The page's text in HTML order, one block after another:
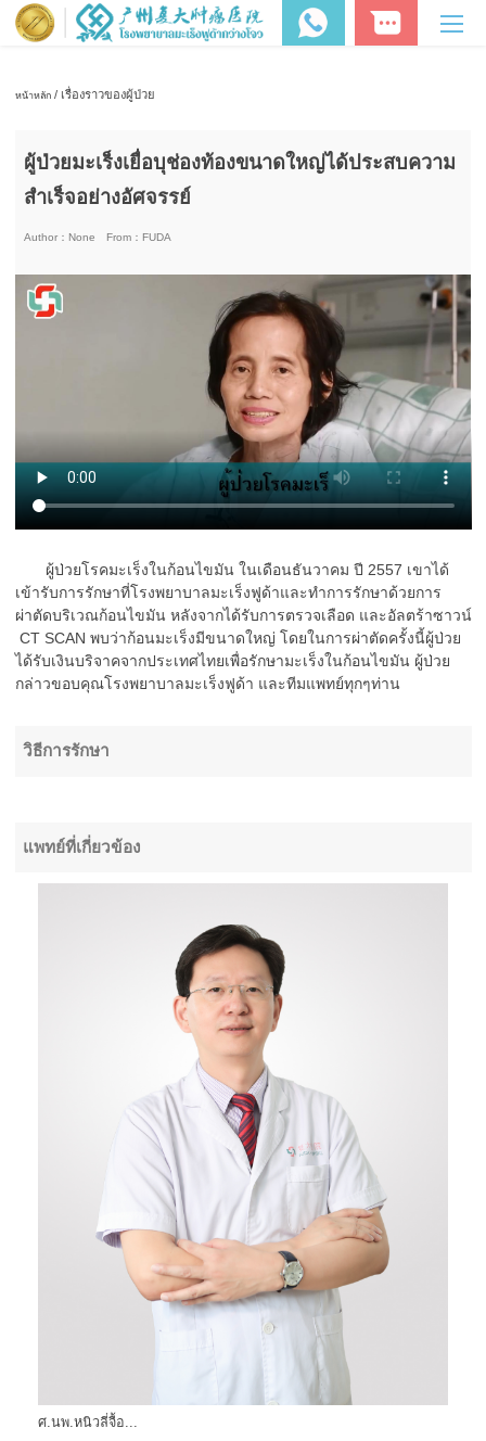
หน้าหลัก/ เรื่องราวของผู้ป่วย
ผู้ป่วยมะเร็งเยื่อบุช่องท้องขนาดใหญ่ได้ประสบความ
สำเร็จอย่างอัศจรรย์
Author： None From： FUDA
ผู้ป่วยโรคมะเร็งในก้อนไขมัน ในเดือนธันวาคม ปี 2557 เขาได้
เข้ารับการรักษาที่โรงพยาบาลมะเร็งฟูด้าและทำการรักษาด้วยการ
ผ่าตัดบริเวณก้อนไขมัน หลังจากได้รับการตรวจเลือด และอัลตร้าซาวน์
CT SCAN พบว่าก้อนมะเร็งมีขนาดใหญ่ โดยในการผ่าตัดครั้งนี้ผู้ป่วย
ได้รับเงินบริจาคจากประเทศไทยเพื่อรักษามะเร็งในก้อนไขมัน ผู้ป่วย
กล่าวขอบคุณโรงพยาบาลมะเร็งฟูด้า และทีมแพทย์ทุกๆท่าน
วิธีการรักษา
แพทย์ที่เกี่ยวข้อง
ศ.นพ.หนิวลี่จื้อ...